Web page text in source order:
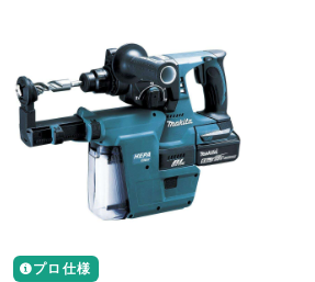
プロ仕様